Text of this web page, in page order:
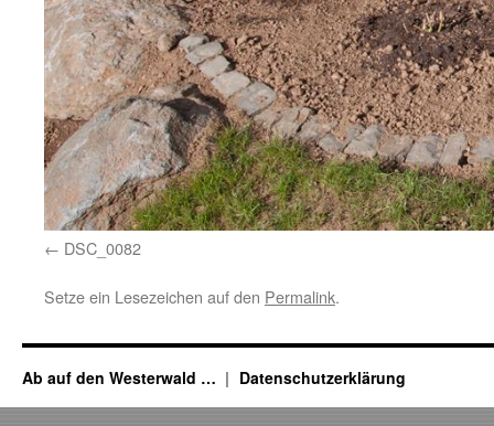
DSC_0082
Setze ein Lesezeichen auf den Permalink.
Ab auf den Westerwald … Datenschutzerklärung